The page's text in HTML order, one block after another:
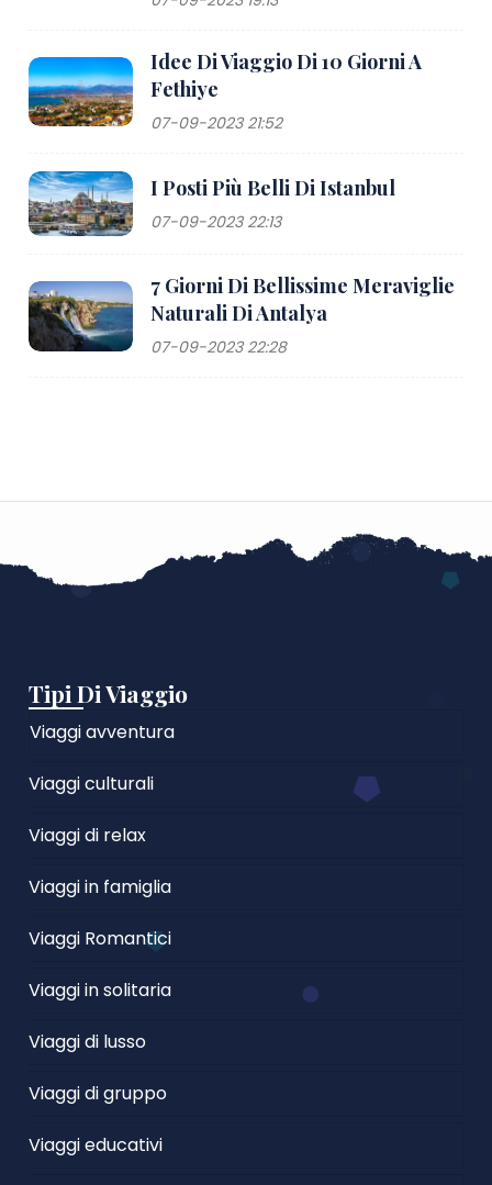
Idee Di Viaggio Di 10 Giorni A
Fethiye
07-09-2023 21:52
I Posti Più Belli Di Istanbul
07-09-2023 22:13
7 Giorni Di Bellissime Meraviglie
Naturali Di Antalya
07-09-2023 22:28
Tipi Di Viaggio
Viaggi avventura
Viaggi culturali
Viaggi di relax
Viaggi in famiglia
Viaggi Romantici
Viaggi in solitaria
Viaggi di lusso
Viaggi di gruppo
Viaggi educativi